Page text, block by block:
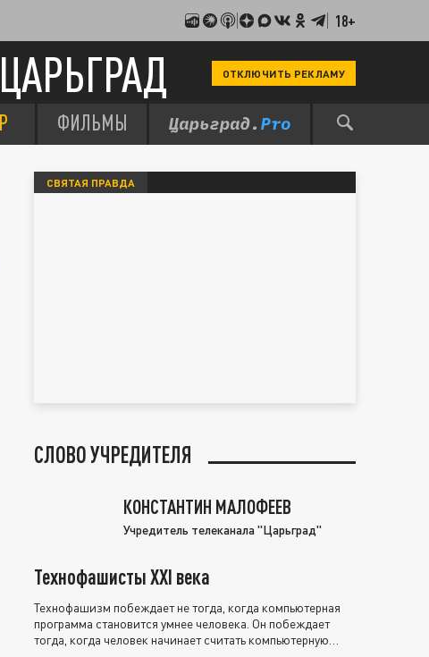
18+
ЦАРЬГРАД ОТКЛЮЧИТЬ РЕКЛАМУ
ФИЛЬМЫ
СВЯТАЯ ПРАВДА
СЛОВО УЧРЕДИТЕЛЯ
КОНСТАНТИН МАЛОФЕЕВ
Учредитель телеканала "Царьград"
Технофашисты XXI века
Технофашизм побеждает не тогда, когда компьютерная
программа становится умнее человека. Он побеждает
тогда, когда человек начинает считать компьютерную